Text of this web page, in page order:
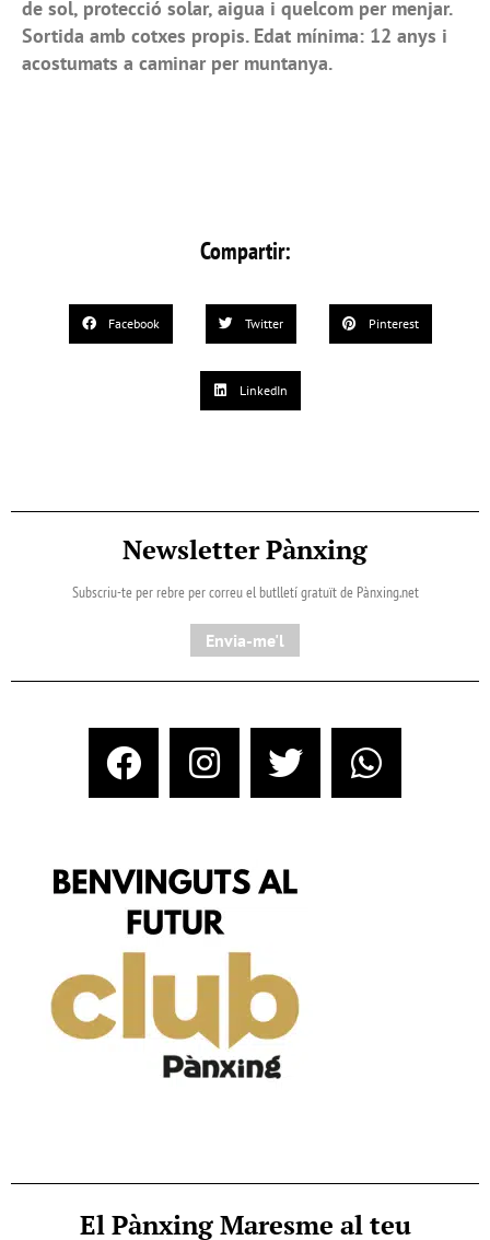
de sol, protecció solar, aigua i quelcom per menjar.
Sortida amb cotxes propis. Edat mínima: 12 anys i
acostumats a caminar per muntanya.
Compartir:
Facebook Twitter Pinterest
LinkedIn
Newsletter Pànxing
Subscriu-te per rebre per correu el butlletí gratuït de Pànxing.net​
Envia-me'l
El Pànxing Maresme al teu